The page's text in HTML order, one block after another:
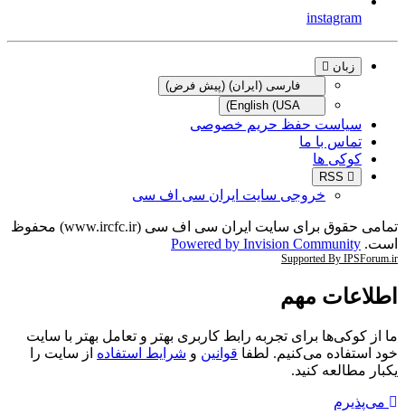
instagram
زبان
فارسی (ایران) (پیش فرض)
سیاست حفظ حریم خصوصی
تماس با ما
کوکی ها
خروجی سایت ایران سی اف سی
تمامی حقوق برای سایت ایران سی اف سی (www.ircfc.ir) محفوظ
است. Powered by Invision Community
Supported By IPSForum.ir
اطلاعات مهم
ما از کوکی‌ها برای تجربه رابط کاربری بهتر و تعامل بهتر با سایت
خود استفاده می‌کنیم. لطفا قوانین و شرایط استفاده از سایت را
یکبار مطالعه کنید.
می‌پذیرم